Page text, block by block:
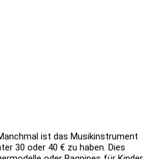
ist das Musikinstrument
30 oder 40 € zu haben. Dies